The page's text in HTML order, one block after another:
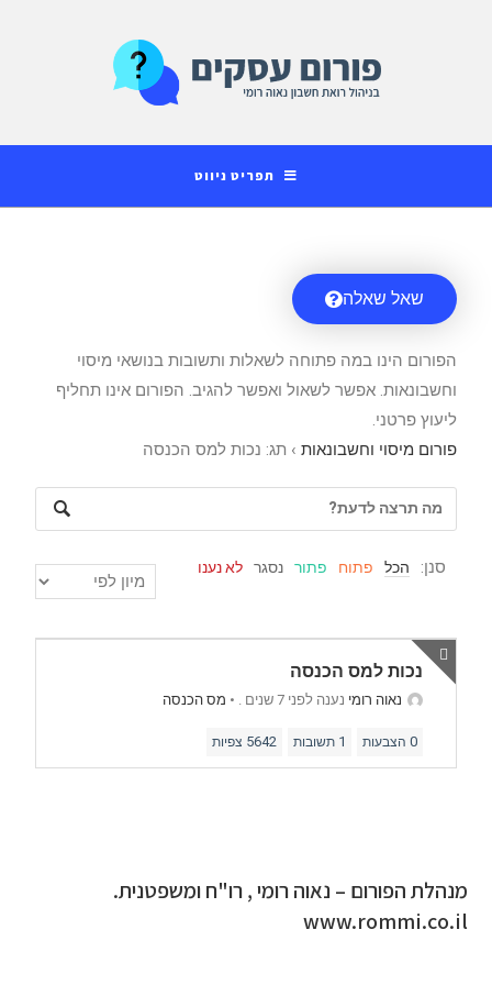
תפריט ניווט
שאל שאלה
הפורום הינו במה פתוחה לשאלות ותשובות בנושאי מיסוי
וחשבונאות. אפשר לשאול ואפשר להגיב. הפורום אינו תחליף
ליעוץ פרטני.
פורום מיסוי וחשבונאות › תג: נכות למס הכנסה
סנן: הכל פתוח פתור נסגר לא נענו
נכות למס הכנסה
נאוה רומי נענה לפני 7 שנים . • מס הכנסה
5642 צפיות 1 תשובות 0 הצבעות
מנהלת הפורום – נאוה רומי , רו"ח ומשפטנית.
www.rommi.co.il